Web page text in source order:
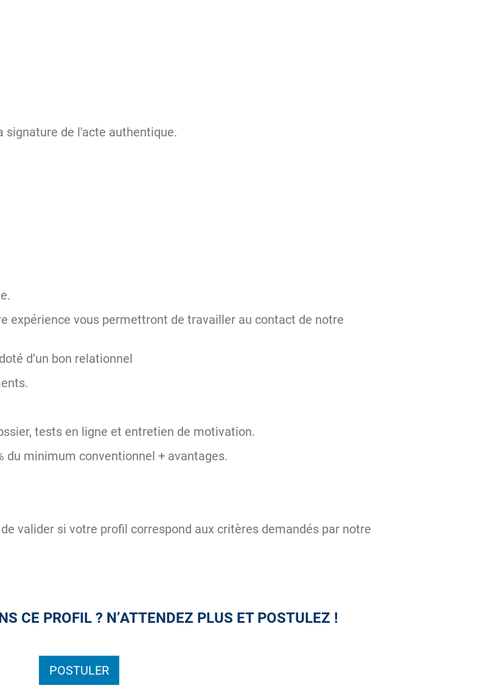
signature de l'acte authentique.
expérience vous permettront de travailler au contact de notre
d’un bon relationnel
tests en ligne et entretien de motivation.
du minimum conventionnel + avantages.
valider si votre profil correspond aux critères demandés par notre
CE PROFIL ? N’ATTENDEZ PLUS ET POSTULEZ !
POSTULER